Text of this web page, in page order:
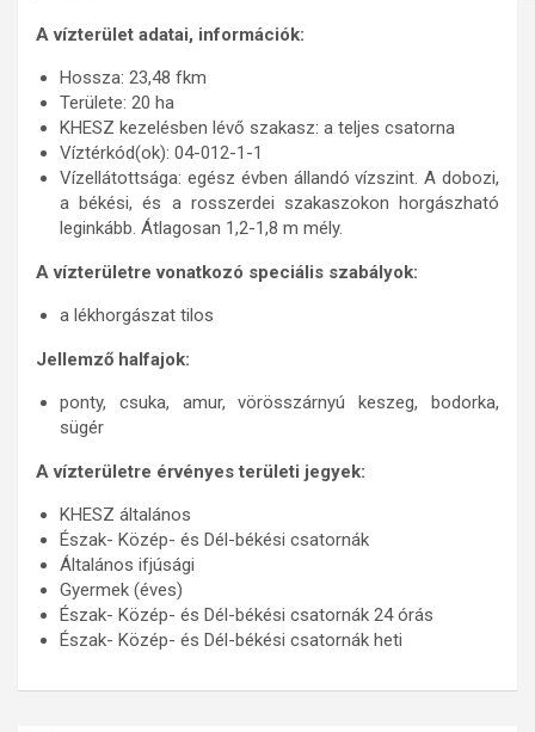
A vízterület adatai, információk:
Hossza: 23,48 fkm
Területe: 20 ha
KHESZ kezelésben lévő szakasz: a teljes csatorna
Víztérkód(ok): 04-012-1-1
Vízellátottsága: egész évben állandó vízszint. A dobozi,
a békési, és a rosszerdei szakaszokon horgászható
leginkább. Átlagosan 1,2-1,8 m mély.
A vízterületre vonatkozó speciális szabályok:
a lékhorgászat tilos
Jellemző halfajok:
ponty, csuka, amur, vörösszárnyú keszeg, bodorka,
sügér
A vízterületre érvényes területi jegyek:
KHESZ általános
Észak- Közép- és Dél-békési csatornák
Általános ifjúsági
Gyermek (éves)
Észak- Közép- és Dél-békési csatornák 24 órás
Észak- Közép- és Dél-békési csatornák heti